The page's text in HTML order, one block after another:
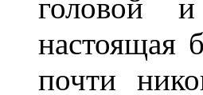
головой
настоящая
почти